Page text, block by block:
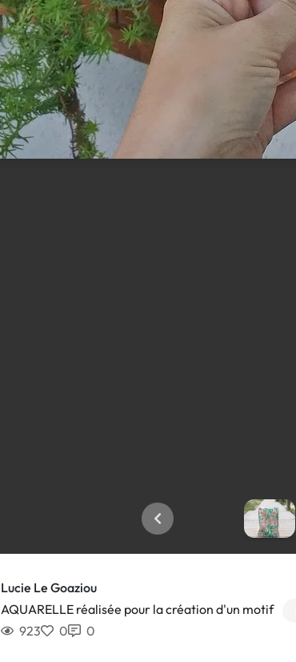
Lucie Le Goaziou
AQUARELLE réalisée pour la création d'un motif
923 0 0